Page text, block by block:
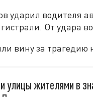
ударил
От удара
вину за трагедию
улицы жителями в